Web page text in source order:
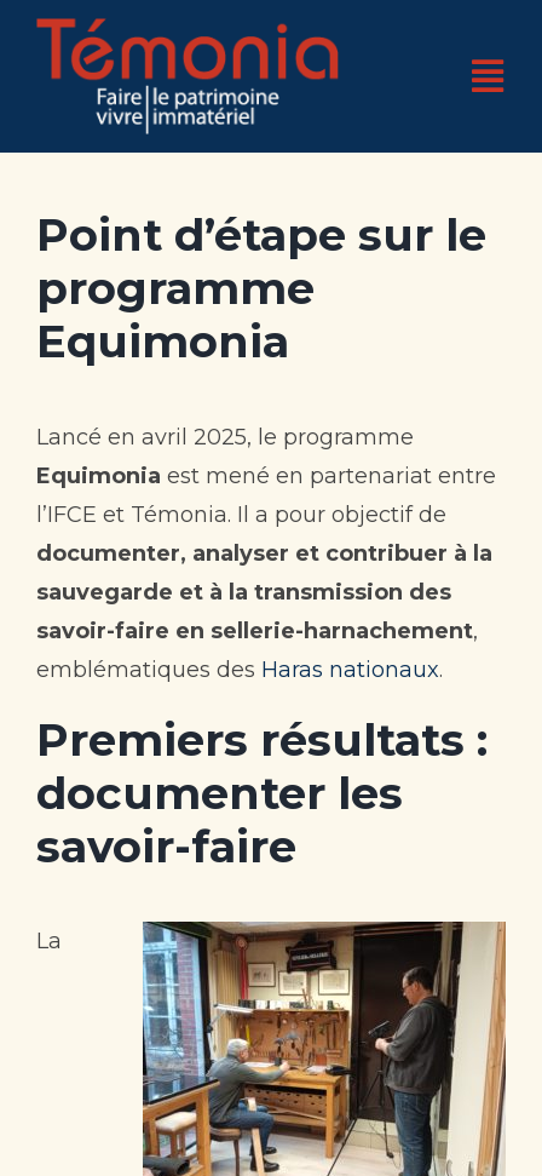
Skip
Accueil
Qui sommes-nous ?
4 pôles d’expertises
Nos réalisations
Nos bases
Boutique
Contact
Point d’étape sur le
programme
Equimonia
Lancé en avril 2025, le programme
Equimonia est mené en partenariat entre
l’IFCE et Témonia. Il a pour objectif de
documenter, analyser et contribuer à la
sauvegarde et à la transmission des
savoir-faire en sellerie-harnachement,
emblématiques des Haras nationaux.
Premiers résultats :
documenter les
savoir-faire
La